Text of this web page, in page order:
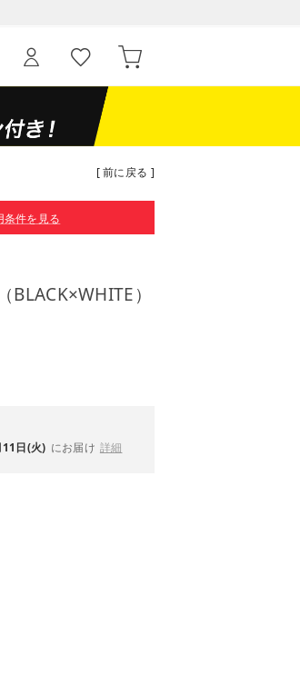
[ 前に戻る ]
条件を見る
）
日(火) にお届け 詳細